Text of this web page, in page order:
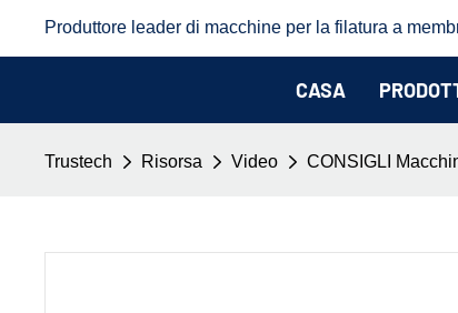
Produttore leader di macchine per la filatura a
CASA
Trustech Risorsa Video CONSIGLI